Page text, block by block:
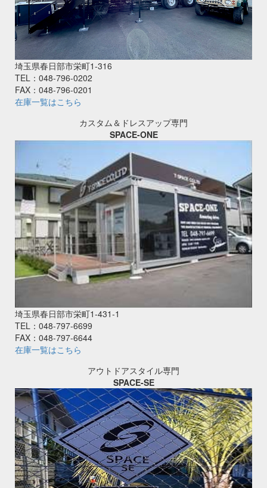
埼玉県春日部市栄町1-316
TEL：048-796-0202
FAX：048-796-0201
在庫一覧はこちら
カスタム＆ドレスアップ専門
SPACE-ONE
埼玉県春日部市栄町1‐431‐1
TEL：048-797-6699
FAX：048-797-6644
在庫一覧はこちら
アウトドアスタイル専門
SPACE-SE